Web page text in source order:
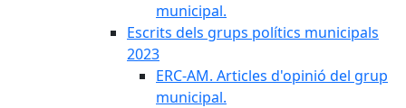
municipal.
Escrits dels grups polítics municipals
2023
ERC-AM. Articles d'opinió del grup
municipal.